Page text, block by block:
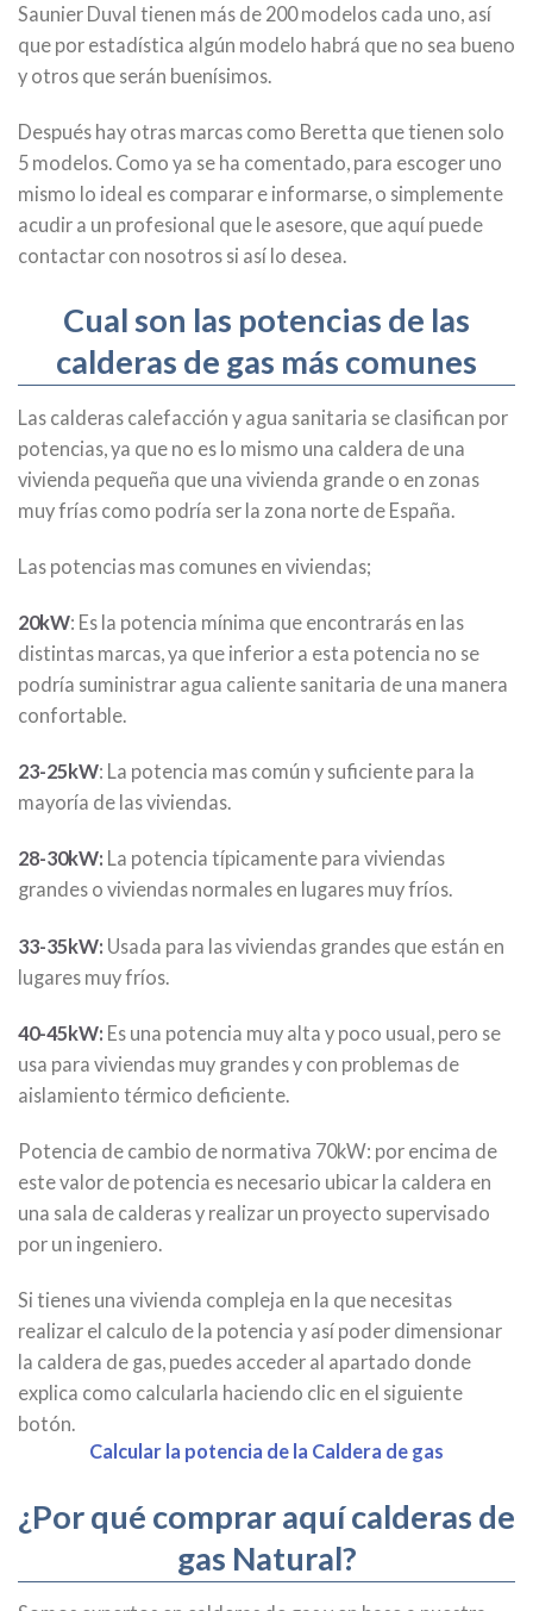
Saunier Duval tienen más de 200 modelos cada uno, así
que por estadística algún modelo habrá que no sea bueno
y otros que serán buenísimos.
Después hay otras marcas como Beretta que tienen solo
5 modelos. Como ya se ha comentado, para escoger uno
mismo lo ideal es comparar e informarse, o simplemente
acudir a un profesional que le asesore, que aquí puede
contactar con nosotros si así lo desea.
Cual son las potencias de las
calderas de gas más comunes
Las calderas calefacción y agua sanitaria se clasifican por
potencias, ya que no es lo mismo una caldera de una
vivienda pequeña que una vivienda grande o en zonas
muy frías como podría ser la zona norte de España.
Las potencias mas comunes en viviendas;
20kW: Es la potencia mínima que encontrarás en las
distintas marcas, ya que inferior a esta potencia no se
podría suministrar agua caliente sanitaria de una manera
confortable.
23-25kW: La potencia mas común y suficiente para la
mayoría de las viviendas.
28-30kW: La potencia típicamente para viviendas
grandes o viviendas normales en lugares muy fríos.
33-35kW: Usada para las viviendas grandes que están en
lugares muy fríos.
40-45kW: Es una potencia muy alta y poco usual, pero se
usa para viviendas muy grandes y con problemas de
aislamiento térmico deficiente.
Potencia de cambio de normativa 70kW: por encima de
este valor de potencia es necesario ubicar la caldera en
una sala de calderas y realizar un proyecto supervisado
por un ingeniero.
Si tienes una vivienda compleja en la que necesitas
realizar el calculo de la potencia y así poder dimensionar
la caldera de gas, puedes acceder al apartado donde
explica como calcularla haciendo clic en el siguiente
botón.
Calcular la potencia de la Caldera de gas
¿Por qué comprar aquí calderas de
gas Natural?